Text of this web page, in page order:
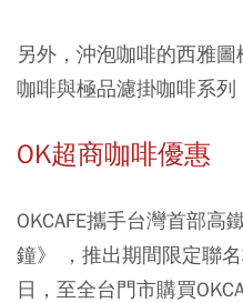
另外，沖泡咖啡的西雅
咖啡與極品濾掛咖啡系列
OK超商咖啡優惠
OKCAFE攜手台灣首部高
鐘》 ，推出期間限定聯
日，至全台門市購買